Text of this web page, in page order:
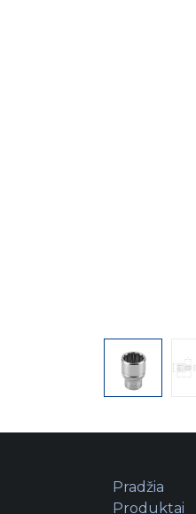
Pradžia
Produktai